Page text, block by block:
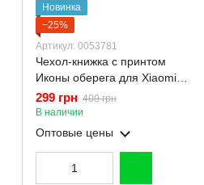
Новинка
−25%
Артикул: 0053781
Чехол-книжка с принтом
Иконы оберега для Xiaomi
Redmi Note 13 5G с
магнитом из эко-кожи с
подставкой бордовая
299 грн 400 грн
В наличии
Оптовые цены